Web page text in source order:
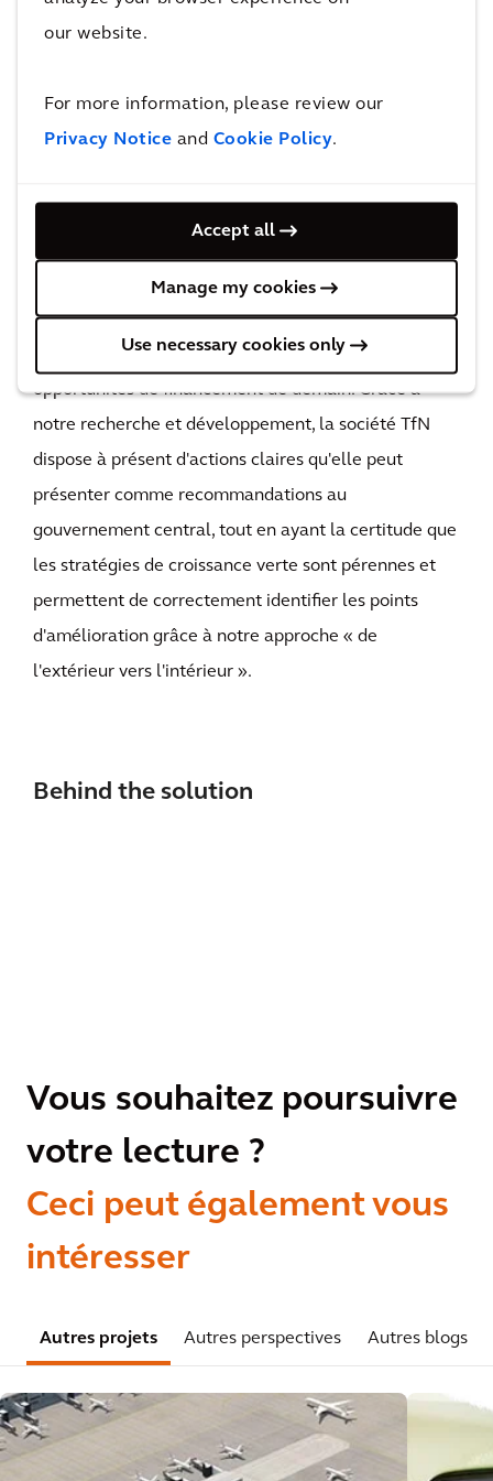
our website.
For more information, please review our
Privacy Notice and Cookie Policy.
Accept all
Manage my cookies
Use necessary cookies only
plan d'actions clair et a la certitude que les bonnes
opportunités ont été identifiées.
sur la capacité de se projeter dans l'avenir et
d'évaluer les tendances mondiales, nationales ou
locales, qui détermineront les politiques et les
opportunités de financement de demain. Grâce à
notre recherche et développement, la société TfN
dispose à présent d'actions claires qu'elle peut
présenter comme recommandations au
gouvernement central, tout en ayant la certitude que
les stratégies de croissance verte sont pérennes et
permettent de correctement identifier les points
d'amélioration grâce à notre approche « de
l'extérieur vers l'intérieur ».
Behind the solution
Vous souhaitez poursuivre
votre lecture ?
Ceci peut également vous
intéresser
Autres projets Autres perspectives Autres blogs